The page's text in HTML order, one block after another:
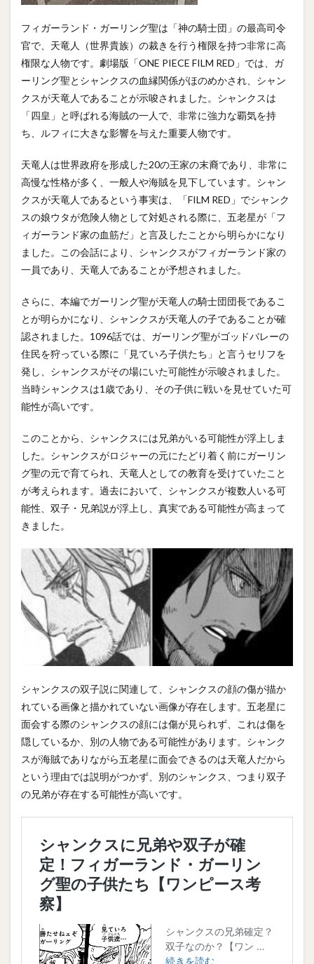
フィガーランド・ガーリング聖は「神の騎士団」の最高司令
官で、天竜人（世界貴族）の裁きを行う権限を持つ非常に高
権限な人物です。劇場版「ONE PIECE FILM RED」では、ガ
ーリング聖とシャンクスの血縁関係がほのめかされ、シャン
クスが天竜人であることが示唆されました。シャンクスは
「四皇」と呼ばれる海賊の一人で、非常に強力な覇気を持
ち、ルフィに大きな影響を与えた重要人物です。
天竜人は世界政府を形成した20の王家の末裔であり、非常に
高慢な性格が多く、一般人や海賊を見下しています。シャン
クスが天竜人であるという事実は、「FILM RED」でシャンク
スの娘ウタが危険人物として対処される際に、五老星が「フ
ィガーランド家の血筋だ」と言及したことから明らかになり
ました。この会話により、シャンクスがフィガーランド家の
一員であり、天竜人であることが予想されました。
さらに、本編でガーリング聖が天竜人の騎士団団長であるこ
とが明らかになり、シャンクスが天竜人の子であることが確
認されました。1096話では、ガーリング聖がゴッドバレーの
住民を狩っている際に「見ていろ子供たち」と言うセリフを
発し、シャンクスがその場にいた可能性が示唆されました。
当時シャンクスは1歳であり、その子供に戦いを見せていた可
能性が高いです。
このことから、シャンクスには兄弟がいる可能性が浮上しま
した。シャンクスがロジャーの元にたどり着く前にガーリン
グ聖の元で育てられ、天竜人としての教育を受けていたこと
が考えられます。過去において、シャンクスが複数人いる可
能性、双子・兄弟説が浮上し、真実である可能性が高まって
きました。
シャンクスの双子説に関連して、シャンクスの顔の傷が描か
れている画像と描かれていない画像が存在します。五老星に
面会する際のシャンクスの顔には傷が見られず、これは傷を
隠しているか、別の人物である可能性があります。シャンク
スが海賊でありながら五老星に面会できるのは天竜人だから
という理由では説明がつかず、別のシャンクス、つまり双子
の兄弟が存在する可能性が高いです。